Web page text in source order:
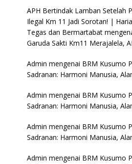
APH Bertindak Lamban Setelah
Ilegal Km 11 Jadi Sorotan! |
Tegas dan Bermartabat
Garuda Sakti Km11 Merajalela,
Admin mengenai BRM Kusumo
Sadranan: Harmoni Manusia,
Admin mengenai BRM Kusumo
Sadranan: Harmoni Manusia,
Admin mengenai BRM Kusumo
Sadranan: Harmoni Manusia,
Admin mengenai BRM Kusumo